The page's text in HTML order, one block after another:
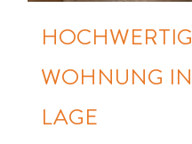
WOHNUNG
LAGE